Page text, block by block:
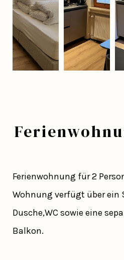
Ferienwohnung für 2
Wohnung verfügt über ein
Dusche,WC sowie eine
Balkon.